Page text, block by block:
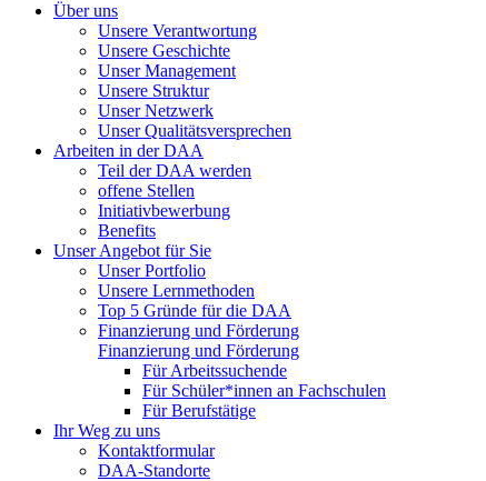
Über uns
Unsere Verantwortung
Unsere Geschichte
Unser Management
Unsere Struktur
Unser Netzwerk
Unser Qualitätsversprechen
Arbeiten in der DAA
Teil der DAA werden
offene Stellen
Initiativbewerbung
Benefits
Unser Angebot für Sie
Unser Portfolio
Unsere Lernmethoden
Top 5 Gründe für die DAA
Finanzierung und Förderung
Finanzierung und Förderung
Für Arbeitssuchende
Für Schüler*innen an Fachschulen
Für Berufstätige
Ihr Weg zu uns
Kontaktformular
DAA-Standorte